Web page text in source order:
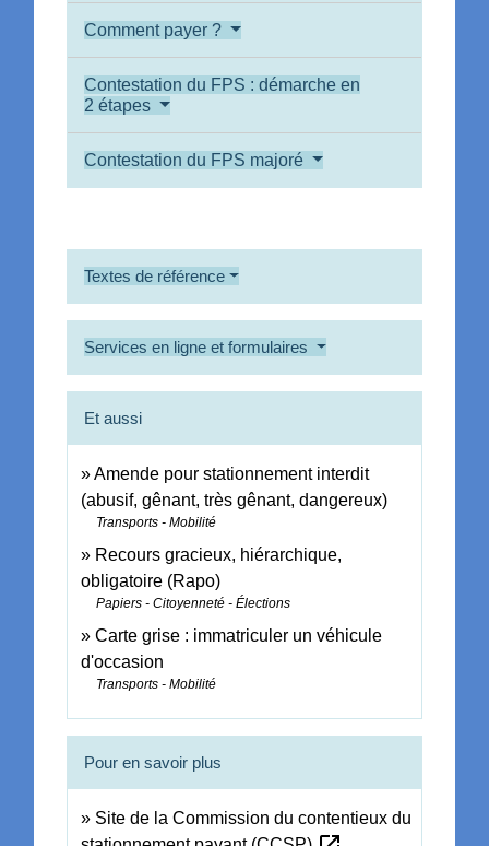
Comment payer ?
Contestation du FPS : démarche en
2 étapes
Contestation du FPS majoré
Textes de référence
Services en ligne et formulaires
Et aussi
Amende pour stationnement interdit
(abusif, gênant, très gênant, dangereux)
Transports - Mobilité
Recours gracieux, hiérarchique,
obligatoire (Rapo)
Papiers - Citoyenneté - Élections
Carte grise : immatriculer un véhicule
d'occasion
Transports - Mobilité
Pour en savoir plus
Site de la Commission du contentieux du